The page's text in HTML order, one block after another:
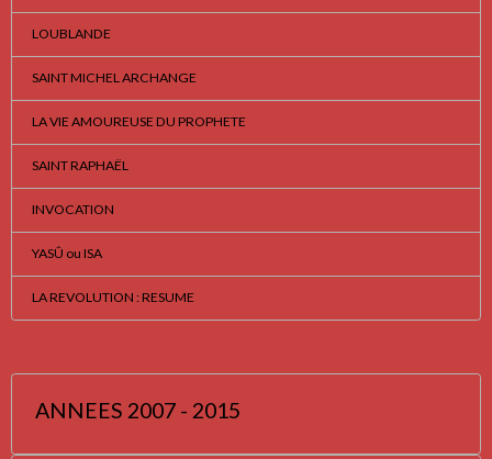
LOUBLANDE
SAINT MICHEL ARCHANGE
LA VIE AMOUREUSE DU PROPHETE
SAINT RAPHAËL
INVOCATION
YASÛ ou ISA
LA REVOLUTION : RESUME
ANNEES 2007 - 2015